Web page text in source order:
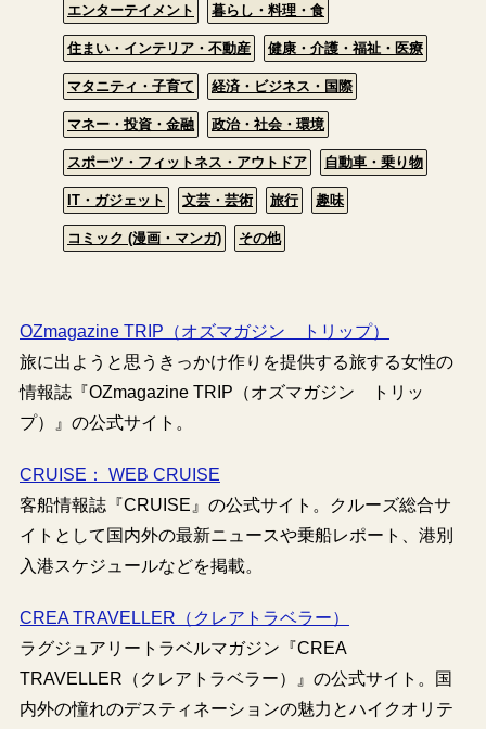
エンターテイメント 暮らし・料理・食
住まい・インテリア・不動産 健康・介護・福祉・医療
マタニティ・子育て 経済・ビジネス・国際
マネー・投資・金融 政治・社会・環境
スポーツ・フィットネス・アウトドア 自動車・乗り物
IT・ガジェット 文芸・芸術 旅行 趣味
コミック (漫画・マンガ) その他
OZmagazine TRIP（オズマガジン トリップ）
旅に出ようと思うきっかけ作りを提供する旅する女性の
情報誌『OZmagazine TRIP（オズマガジン トリッ
プ）』の公式サイト。
CRUISE： WEB CRUISE
客船情報誌『CRUISE』の公式サイト。クルーズ総合サ
イトとして国内外の最新ニュースや乗船レポート、港別
入港スケジュールなどを掲載。
CREA TRAVELLER（クレアトラベラー）
ラグジュアリートラベルマガジン『CREA
TRAVELLER（クレアトラベラー）』の公式サイト。国
内外の憧れのデスティネーションの魅力とハイクオリテ